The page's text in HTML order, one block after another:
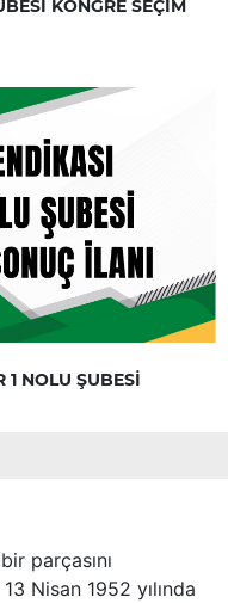
KONGRE SEÇİM
1 NOLU ŞUBESİ
parçasını
Nisan 1952 yılında